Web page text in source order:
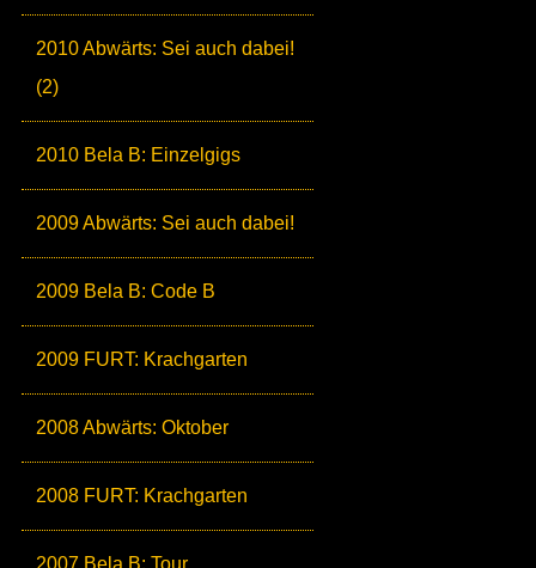
2010 Abwärts: Sei auch dabei!
(2)
2010 Bela B: Einzelgigs
2009 Abwärts: Sei auch dabei!
2009 Bela B: Code B
2009 FURT: Krachgarten
2008 Abwärts: Oktober
2008 FURT: Krachgarten